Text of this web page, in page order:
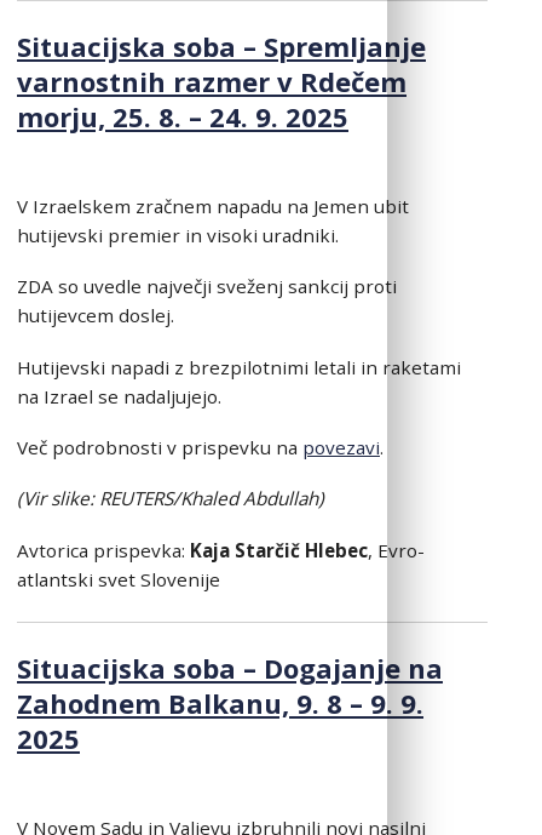
Situacijska soba – Spremljanje
varnostnih razmer v Rdečem
morju, 25. 8. – 24. 9. 2025
V Izraelskem zračnem napadu na Jemen ubit
hutijevski premier in visoki uradniki.
ZDA so uvedle največji sveženj sankcij proti
hutijevcem doslej.
Hutijevski napadi z brezpilotnimi letali in raketami
na Izrael se nadaljujejo.
Več podrobnosti v prispevku na povezavi.
(Vir slike: REUTERS/Khaled Abdullah)
Avtorica prispevka: Kaja Starčič Hlebec, Evro-
atlantski svet Slovenije
Situacijska soba – Dogajanje na
Zahodnem Balkanu, 9. 8 – 9. 9.
2025
V Novem Sadu in Valjevu izbruhnili novi nasilni